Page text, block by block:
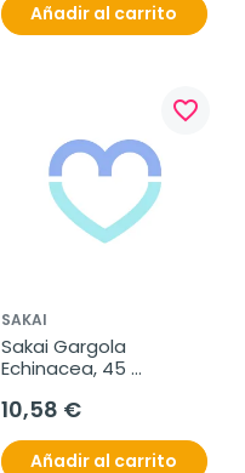
Añadir al carrito
favorite_border
SAKAI
Sakai Gargola
Echinacea, 45
10,58 €
Añadir al carrito